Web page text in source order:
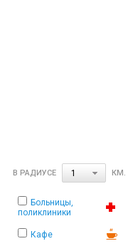
В РАДИУСЕ 1 КМ.
Больницы,
поликлиники
Кафе